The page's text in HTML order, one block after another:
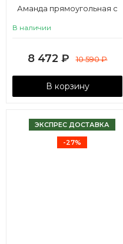
Аманда прямоугольная с
В наличии
8 472 ₽ 10 590₽
В корзину
ЭКСПРЕС ДОСТАВКА
-27%